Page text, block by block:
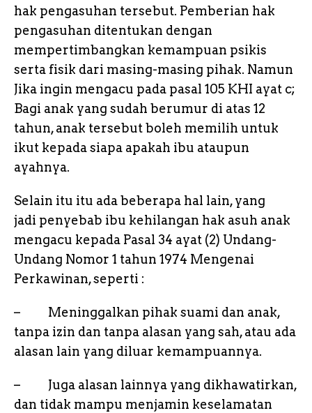
hak pengasuhan tersebut. Pemberian hak
pengasuhan ditentukan dengan
mempertimbangkan kemampuan psikis
serta fisik dari masing-masing pihak. Namun
Jika ingin mengacu pada pasal 105 KHI ayat c;
Bagi anak yang sudah berumur di atas 12
tahun, anak tersebut boleh memilih untuk
ikut kepada siapa apakah ibu ataupun
ayahnya.
Selain itu itu ada beberapa hal lain, yang
jadi penyebab ibu kehilangan hak asuh anak
mengacu kepada Pasal 34 ayat (2) Undang-
Undang Nomor 1 tahun 1974 Mengenai
Perkawinan, seperti :
– Meninggalkan pihak suami dan anak,
tanpa izin dan tanpa alasan yang sah, atau ada
alasan lain yang diluar kemampuannya.
– Juga alasan lainnya yang dikhawatirkan,
dan tidak mampu menjamin keselamatan